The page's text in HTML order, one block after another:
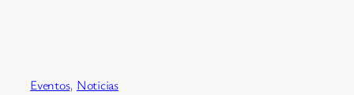
Eventos, Noticias